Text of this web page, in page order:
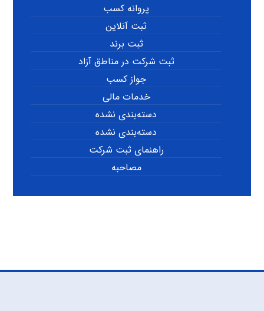
پروانه کسب
ثبت آنلاین
ثبت برند
ثبت شرکت در مناطق آزاد
جواز کسب
خدمات مالی
دسته‌بندی نشده
دسته‌بندی نشده
راهنمای ثبت شرکت
مصاحبه